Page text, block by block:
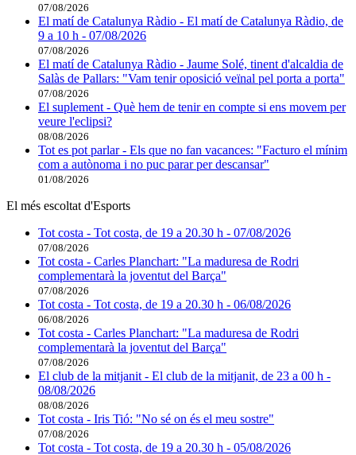
07/08/2026
El matí de Catalunya Ràdio - El matí de Catalunya Ràdio, de
9 a 10 h - 07/08/2026
07/08/2026
El matí de Catalunya Ràdio - Jaume Solé, tinent d'alcaldia de
Salàs de Pallars: "Vam tenir oposició veïnal pel porta a porta"
07/08/2026
El suplement - Què hem de tenir en compte si ens movem per
veure l'eclipsi?
08/08/2026
Tot es pot parlar - Els que no fan vacances: "Facturo el mínim
com a autònoma i no puc parar per descansar"
01/08/2026
El més escoltat d'Esports
Tot costa - Tot costa, de 19 a 20.30 h - 07/08/2026
07/08/2026
Tot costa - Carles Planchart: "La maduresa de Rodri
complementarà la joventut del Barça"
07/08/2026
Tot costa - Tot costa, de 19 a 20.30 h - 06/08/2026
06/08/2026
Tot costa - Carles Planchart: "La maduresa de Rodri
complementarà la joventut del Barça"
07/08/2026
El club de la mitjanit - El club de la mitjanit, de 23 a 00 h -
08/08/2026
08/08/2026
Tot costa - Iris Tió: "No sé on és el meu sostre"
07/08/2026
Tot costa - Tot costa, de 19 a 20.30 h - 05/08/2026